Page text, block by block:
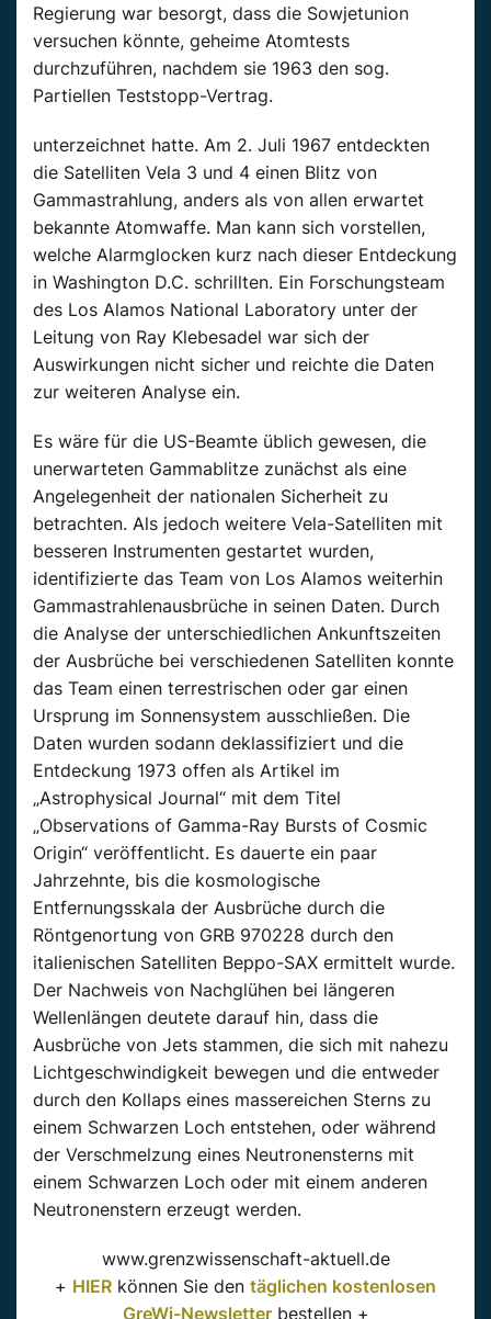
Regierung war besorgt, dass die Sowjetunion
versuchen könnte, geheime Atomtests
durchzuführen, nachdem sie 1963 den sog.
Partiellen Teststopp-Vertrag.
unterzeichnet hatte. Am 2. Juli 1967 entdeckten
die Satelliten Vela 3 und 4 einen Blitz von
Gammastrahlung, anders als von allen erwartet
bekannte Atomwaffe. Man kann sich vorstellen,
welche Alarmglocken kurz nach dieser Entdeckung
in Washington D.C. schrillten. Ein Forschungsteam
des Los Alamos National Laboratory unter der
Leitung von Ray Klebesadel war sich der
Auswirkungen nicht sicher und reichte die Daten
zur weiteren Analyse ein.
Es wäre für die US-Beamte üblich gewesen, die
unerwarteten Gammablitze zunächst als eine
Angelegenheit der nationalen Sicherheit zu
betrachten. Als jedoch weitere Vela-Satelliten mit
besseren Instrumenten gestartet wurden,
identifizierte das Team von Los Alamos weiterhin
Gammastrahlenausbrüche in seinen Daten. Durch
die Analyse der unterschiedlichen Ankunftszeiten
der Ausbrüche bei verschiedenen Satelliten konnte
das Team einen terrestrischen oder gar einen
Ursprung im Sonnensystem ausschließen. Die
Daten wurden sodann deklassifiziert und die
Entdeckung 1973 offen als Artikel im
„Astrophysical Journal“ mit dem Titel
„Observations of Gamma-Ray Bursts of Cosmic
Origin“ veröffentlicht. Es dauerte ein paar
Jahrzehnte, bis die kosmologische
Entfernungsskala der Ausbrüche durch die
Röntgenortung von GRB 970228 durch den
italienischen Satelliten Beppo-SAX ermittelt wurde.
Der Nachweis von Nachglühen bei längeren
Wellenlängen deutete darauf hin, dass die
Ausbrüche von Jets stammen, die sich mit nahezu
Lichtgeschwindigkeit bewegen und die entweder
durch den Kollaps eines massereichen Sterns zu
einem Schwarzen Loch entstehen, oder während
der Verschmelzung eines Neutronensterns mit
einem Schwarzen Loch oder mit einem anderen
Neutronenstern erzeugt werden.
www.grenzwissenschaft-aktuell.de
+ HIER können Sie den täglichen kostenlosen
GreWi-Newsletterbestellen +